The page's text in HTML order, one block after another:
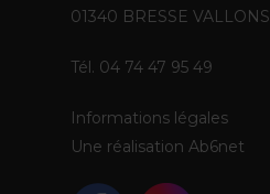
01340 BRESSE VALLONS
Tél. 04 74 47 95 49
Informations légales
Une réalisation Ab6net